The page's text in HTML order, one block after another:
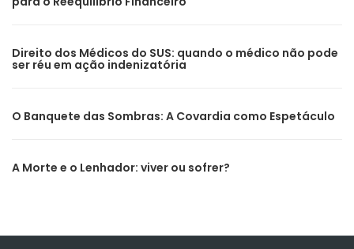
Direito dos Médicos do SUS: quando o médico não pode
ser réu em ação indenizatória
O Banquete das Sombras: A Covardia como Espetáculo
A Morte e o Lenhador: viver ou sofrer?